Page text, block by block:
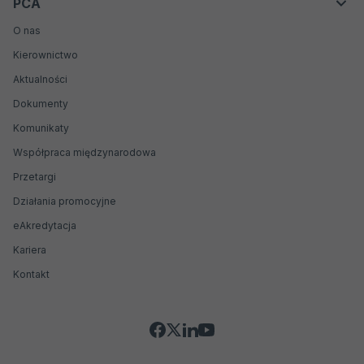
PCA
O nas
Kierownictwo
Aktualności
Dokumenty
Komunikaty
Współpraca międzynarodowa
Przetargi
Działania promocyjne
eAkredytacja
Kariera
Kontakt
Social